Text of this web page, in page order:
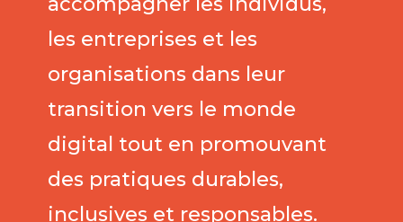
les entreprises et les
organisations dans leur
transition vers le monde
digital tout en promouvant
des pratiques durables,
inclusives et responsables.